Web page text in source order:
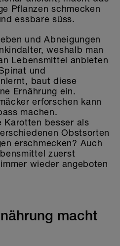
Pflanzen schmecken
essbare süss.
und Abneigungen
weshalb man
Lebensmittel anbieten
und
baut diese
Ernährung ein.
erforschen kann
machen.
Karotten besser als
Obstsorten
erschmecken? Auch
zuerst
wieder angeboten
macht